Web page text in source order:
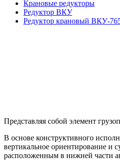
Крановые редукторы
Редуктор ВКУ
Редуктор крановый ВКУ-
Представляя собой элемент
В основе конструктивного
вертикальное ориентирование и
расположенным в нижней части